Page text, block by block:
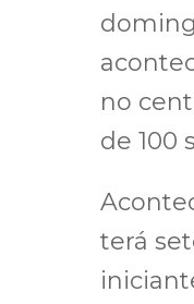
no
de 100
terá